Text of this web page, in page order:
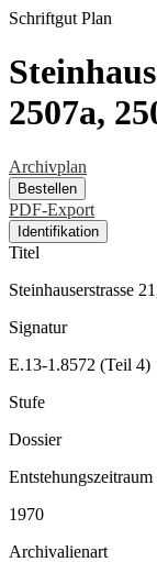
Schriftgut Plan
2507a,
Archivplan
Bestellen
PDF-Export
Identifikation
Titel
Steinhauserstrasse
Signatur
E.13-1.8572 (Teil 4)
Stufe
Dossier
Entstehungszeitraum
1970
Archivalienart